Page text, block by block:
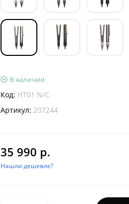
В наличии
Код: HT01 N/C
Артикул: 207244
35 990 р.
Нашли дешевле?